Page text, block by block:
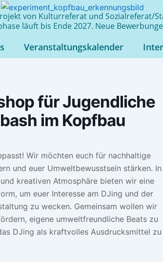
von Kulturreferat und Sozialreferat/
läuft bis Ende 2027. Neue
Veranstaltungskalender
für Jugendliche
im Kopfbau
Wir möchten euch für nachhaltige
und euer Umweltbewusstsein stärken. In
kreativen Atmosphäre bieten wir eine
um euer Interesse am DJing und der
zu wecken. Gemeinsam wollen wir
eigene umweltfreundliche Beats zu
DJing als kraftvolles Ausdrucksmittel zu